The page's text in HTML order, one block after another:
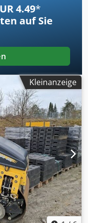
4.49*
auf Sie
Kleinanzeige